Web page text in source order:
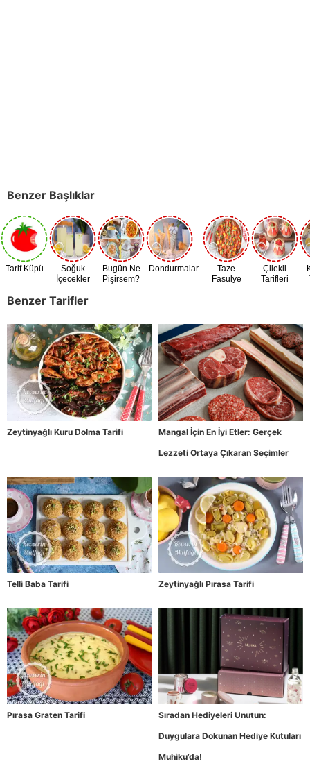
Benzer Başlıklar
Tarif Küpü
Soğuk
İçecekler
Bugün Ne
Pişirsem?
Dondurmalar
Taze
Fasulye
Çilekli
Tarifleri
Benzer Tarifler
Zeytinyağlı Kuru Dolma Tarifi
Mangal İçin En İyi Etler: Gerçek
Lezzeti Ortaya Çıkaran Seçimler
Telli Baba Tarifi Zeytinyağlı Pırasa Tarifi
Pırasa Graten Tarifi
Sıradan Hediyeleri Unutun:
Duygulara Dokunan Hediye Kutuları
Muhiku’da!